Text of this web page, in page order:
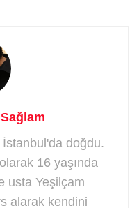
İstanbul'da doğdu.
16 yaşında
usta Yeşilçam
alarak kendini